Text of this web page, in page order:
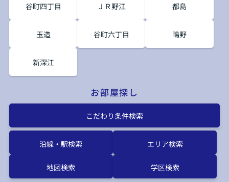
谷町四丁目 ＪＲ野江 都島
玉造 谷町六丁目 鴫野
新深江
お部屋探し
こだわり条件検索
沿線・駅検索 エリア検索
地図検索 学区検索